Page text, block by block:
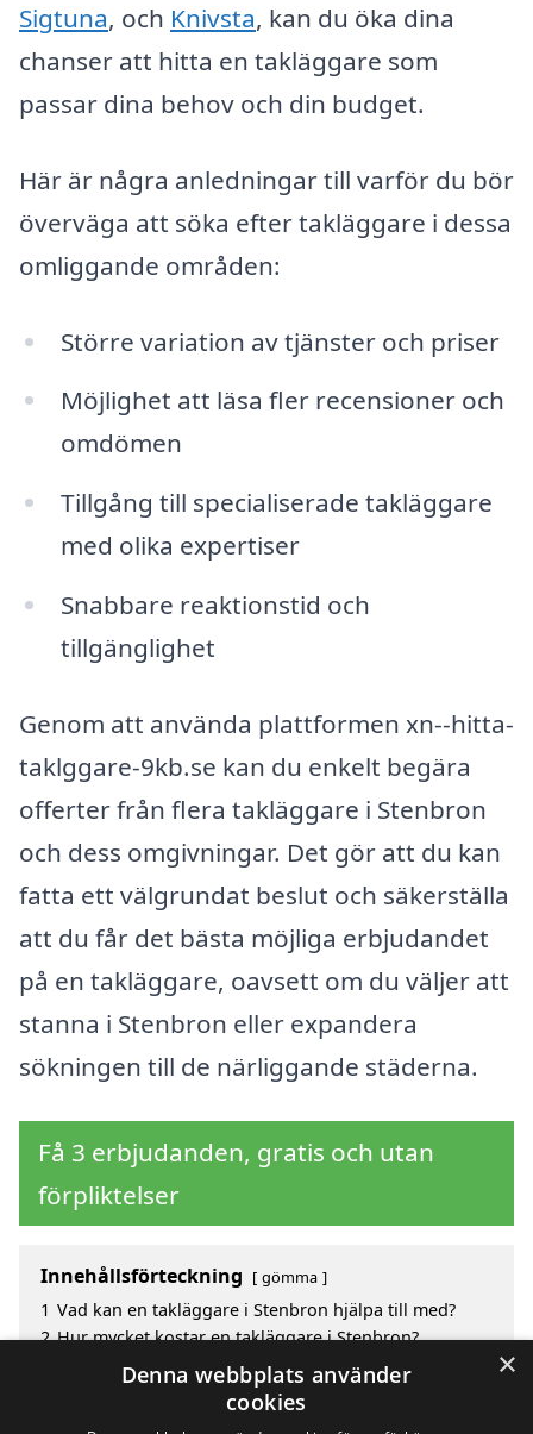
Sigtuna, och Knivsta, kan du öka dina
chanser att hitta en takläggare som
passar dina behov och din budget.
Här är några anledningar till varför du bör
överväga att söka efter takläggare i dessa
omliggande områden:
Större variation av tjänster och priser
Möjlighet att läsa fler recensioner och
omdömen
Tillgång till specialiserade takläggare
med olika expertiser
Snabbare reaktionstid och
tillgänglighet
Genom att använda plattformen xn--hitta-
taklggare-9kb.se kan du enkelt begära
offerter från flera takläggare i Stenbron
och dess omgivningar. Det gör att du kan
fatta ett välgrundat beslut och säkerställa
att du får det bästa möjliga erbjudandet
på en takläggare, oavsett om du väljer att
stanna i Stenbron eller expandera
sökningen till de närliggande städerna.
Få 3 erbjudanden, gratis och utan
förpliktelser
Innehållsförteckning gömma
1 Vad kan en takläggare i Stenbron hjälpa till med?
2 Hur mycket kostar en takläggare i Stenbron?
Fördelar med att välja takläggare i Stenbron
Sök efter en skicklig takläggare i de omgivande
×
Denna webbplats använder
cookies